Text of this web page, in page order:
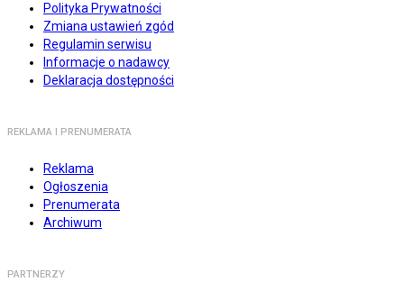
Polityka Prywatności
Zmiana ustawień zgód
Regulamin serwisu
Informacje o nadawcy
Deklaracja dostępności
REKLAMA I PRENUMERATA
Reklama
Ogłoszenia
Prenumerata
Archiwum
PARTNERZY